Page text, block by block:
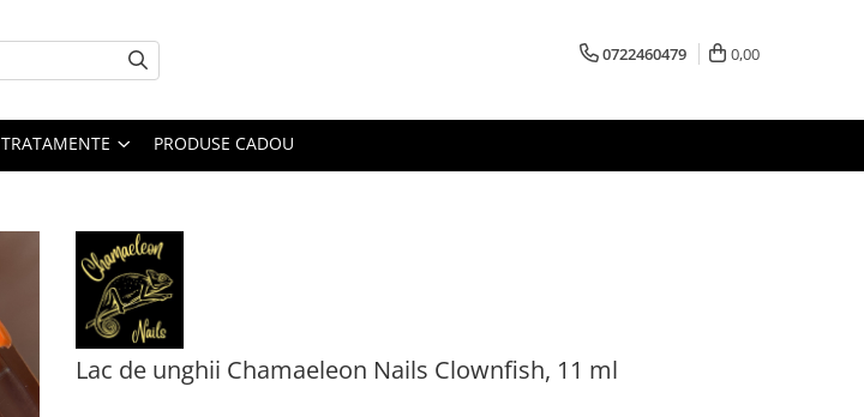
0722460479 0,00
TRATAMENTE PRODUSE CADOU
Lac de unghii Chamaeleon Nails Clownfish, 11 ml